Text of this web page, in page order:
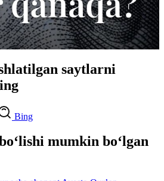
saytlarni
Bing
mumkin bo‘lgan